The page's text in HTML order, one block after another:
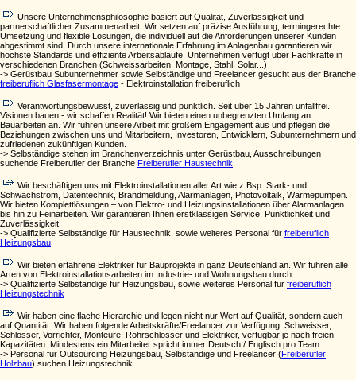
Unsere Unternehmensphilosophie basiert auf Qualität, Zuverlässigkeit und
partnerschaftlicher Zusammenarbeit. Wir setzen auf präzise Ausführung, termingerechte
Umsetzung und flexible Lösungen, die individuell auf die Anforderungen unserer Kunden
abgestimmt sind. Durch unsere internationale Erfahrung im Anlagenbau garantieren wir
höchste Standards und effiziente Arbeitsabläufe. Unternehmen verfügt über Fachkräfte in
verschiedenen Branchen (Schweissarbeiten, Montage, Stahl, Solar...)
-> Gerüstbau Subunternehmer sowie Selbständige und Freelancer gesucht aus der Branche
freiberuflich Glasfasermontage - Elektroinstallation freiberuflich
Verantwortungsbewusst, zuverlässig und pünktlich. Seit über 15 Jahren unfallfrei.
Visionen bauen - wir schaffen Realität! Wir bieten einen unbegrenzten Umfang an
Bauarbeiten an. Wir führen unsere Arbeit mit großem Engagement aus und pflegen die
Beziehungen zwischen uns und Mitarbeitern, Investoren, Entwicklern, Subunternehmern und
zufriedenen zukünftigen Kunden.
-> Selbständige stehen im Branchenverzeichnis unter Gerüstbau, Ausschreibungen
suchende Freiberufler der Branche Freiberufler Haustechnik
Wir beschäftigen uns mit Elektroinstallationen aller Art wie z.Bsp. Stark- und
Schwachstrom, Datentechnik, Brandmeldung, Alarmanlagen, Photovoltaik, Wärmepumpen.
Wir bieten Komplettlösungen – von Elektro- und Heizungsinstallationen über Alarmanlagen
bis hin zu Feinarbeiten. Wir garantieren Ihnen erstklassigen Service, Pünktlichkeit und
Zuverlässigkeit.
-> Qualifizierte Selbständige für Haustechnik, sowie weiteres Personal für freiberuflich
Heizungsbau
Wir bieten erfahrene Elektriker für Bauprojekte in ganz Deutschland an. Wir führen alle
Arten von Elektroinstallationsarbeiten im Industrie- und Wohnungsbau durch.
-> Qualifizierte Selbständige für Heizungsbau, sowie weiteres Personal für freiberuflich
Heizungstechnik
Wir haben eine flache Hierarchie und legen nicht nur Wert auf Qualität, sondern auch
auf Quantität. Wir haben folgende Arbeitskräfte/Freelancer zur Verfügung: Schweisser,
Schlosser, Vorrichter, Monteure, Rohrschlosser und Elektriker, verfügbar je nach freien
Kapazitäten. Mindestens ein Mitarbeiter spricht immer Deutsch / Englisch pro Team.
-> Personal für Outsourcing Heizungsbau, Selbständige und Freelancer (Freiberufler
Holzbau) suchen Heizungstechnik